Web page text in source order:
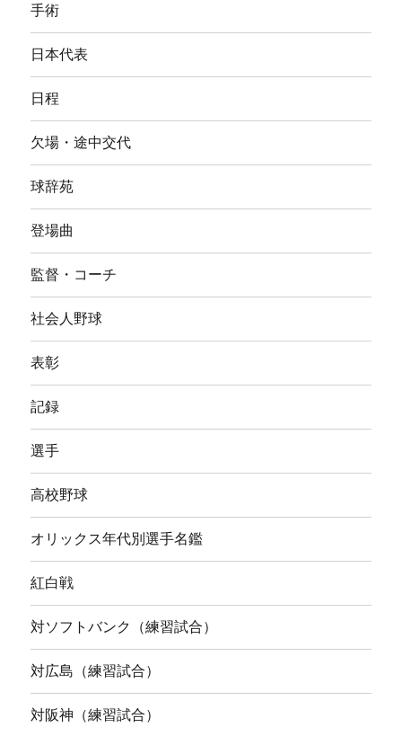
手術
日本代表
日程
欠場・途中交代
球辞苑
登場曲
監督・コーチ
社会人野球
表彰
記録
選手
高校野球
オリックス年代別選手名鑑
紅白戦
対ソフトバンク（練習試合）
対広島（練習試合）
対阪神（練習試合）